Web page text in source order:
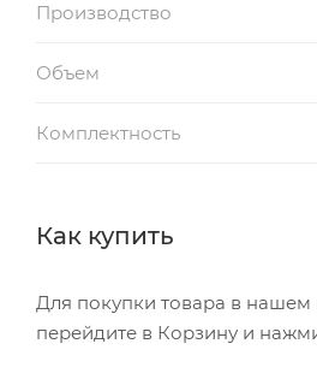
Производство
Объем
Комплектность
Как купить
Для покупки товара в нашем
перейдите в Корзину и